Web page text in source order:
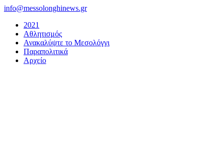
Μετάβαση
περιεχόμενο
info@messolonghinews.gr
2021
Αθλητισμός
Ανακαλύψτε το Μεσολόγγι
Παραπολιτικά
Αρχείο